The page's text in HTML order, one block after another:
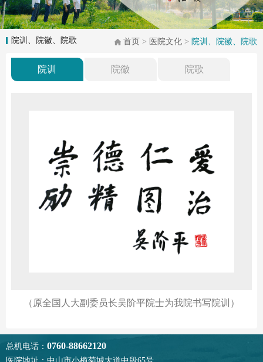
首页 > 医院文化 > 院训、院徽、院歌
院训、院徽、院歌
院训 院徽 院歌
（原全国人大副委员长吴阶平院士为我院书写院训）
总机电话： 0760-88662120